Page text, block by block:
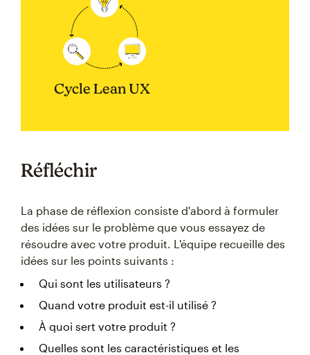
Cycle Lean UX
Réfléchir
La phase de réflexion consiste d'abord à formuler
des idées sur le problème que vous essayez de
résoudre avec votre produit. L'équipe recueille des
idées sur les points suivants :
Qui sont les utilisateurs ?
Quand votre produit est-il utilisé ?
À quoi sert votre produit ?
Quelles sont les caractéristiques et les